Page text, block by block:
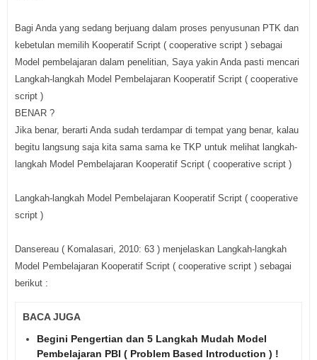
Bagi Anda yang sedang berjuang dalam proses penyusunan PTK dan
kebetulan memilih Kooperatif Script ( cooperative script ) sebagai
Model pembelajaran dalam penelitian, Saya yakin Anda pasti mencari
Langkah-langkah Model Pembelajaran Kooperatif Script ( cooperative
script )
BENAR ?
Jika benar, berarti Anda sudah terdampar di tempat yang benar, kalau
begitu langsung saja kita sama sama ke TKP untuk melihat langkah-
langkah Model Pembelajaran Kooperatif Script ( cooperative script )
Langkah-langkah Model Pembelajaran Kooperatif Script ( cooperative
script )
Dansereau ( Komalasari, 2010: 63 ) menjelaskan Langkah-langkah
Model Pembelajaran Kooperatif Script ( cooperative script ) sebagai
berikut :
BACA JUGA
Begini Pengertian dan 5 Langkah Mudah Model
Pembelajaran PBI ( Problem Based Introduction ) !